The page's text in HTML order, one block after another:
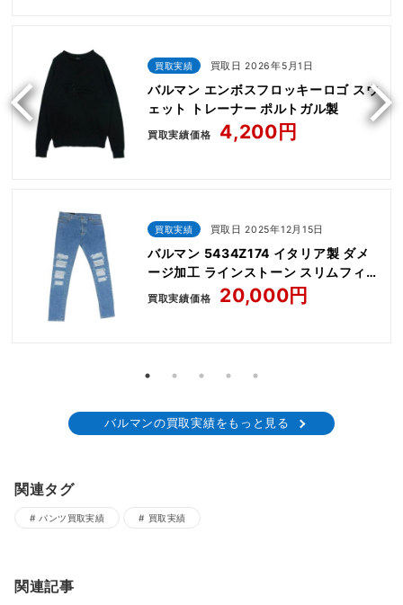
買取実績 買取日 2026年5月1日
バルマン エンボスフロッキーロゴ スウ
ェット トレーナー ポルトガル製
買取実績価格 4,200円
買取実績 買取日 2025年12月15日
バルマン 5434Z174 イタリア製 ダメ
ージ加工 ラインストーン スリムフィッ
ト デニムパンツ ジーンズ
買取実績価格 20,000円
バルマンの買取実績をもっと見る
関連タグ
パンツ買取実績 買取実績
関連記事